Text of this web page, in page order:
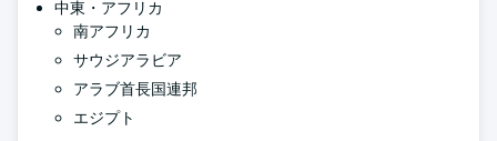
中東・アフリカ
南アフリカ
サウジアラビア
アラブ首長国連邦
エジプト